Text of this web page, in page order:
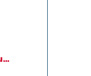
Envoie-nous un message